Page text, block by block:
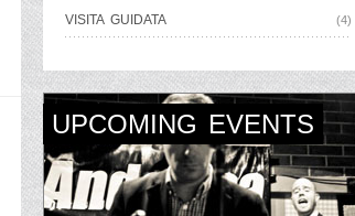
VISITA GUIDATA (4)
UPCOMING EVENTS